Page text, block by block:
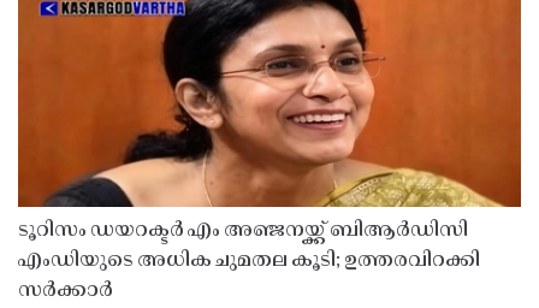
ടൂറിസം ഡയറക്ടർ എം അഞ്ജനയ്ക്ക് ബിആർഡിസി
എംഡിയുടെ അധിക ചുമതല കൂടി; ഉത്തരവിറക്കി
സർക്കാർ